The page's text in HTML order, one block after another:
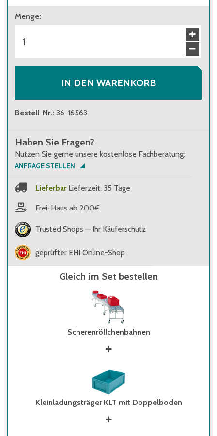
Menge:
IN DEN WARENKORB
Bestell-Nr.: 36-16563
Haben Sie Fragen?
Nutzen Sie gerne unsere kostenlose Fachberatung:
ANFRAGE STELLEN
Lieferbar Lieferzeit: 35 Tage
Frei-Haus ab 200€
Trusted Shops — Ihr Käuferschutz
geprüfter EHI Online-Shop
Gleich im Set bestellen
Scherenröllchenbahnen
Kleinladungsträger KLT mit Doppelboden